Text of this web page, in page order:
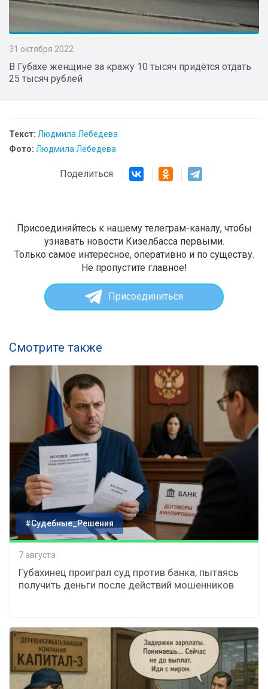
31 октября 2022
В Губахе женщине за кражу 10 тысяч придётся отдать
25 тысяч рублей
Текст: Людмила Лебедева
Фото: Людмила Лебедева
Поделиться
Присоединяйтесь к нашему телеграм-каналу, чтобы
узнавать новости Кизелбасса первыми.
Только самое интересное, оперативно и по существу.
Не пропустите главное!
Присоединиться
Смотрите также
#Судебные_Решения
7 августа
Губахинец проиграл суд против банка, пытаясь
получить деньги после действий мошенников